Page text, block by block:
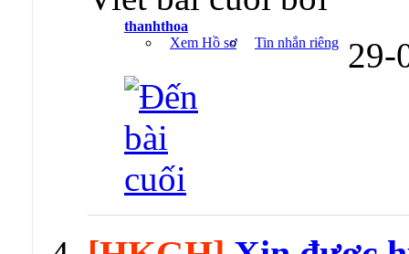
thanhthoa
Xem Hồ sơ
Tin nhắn riêng 29-